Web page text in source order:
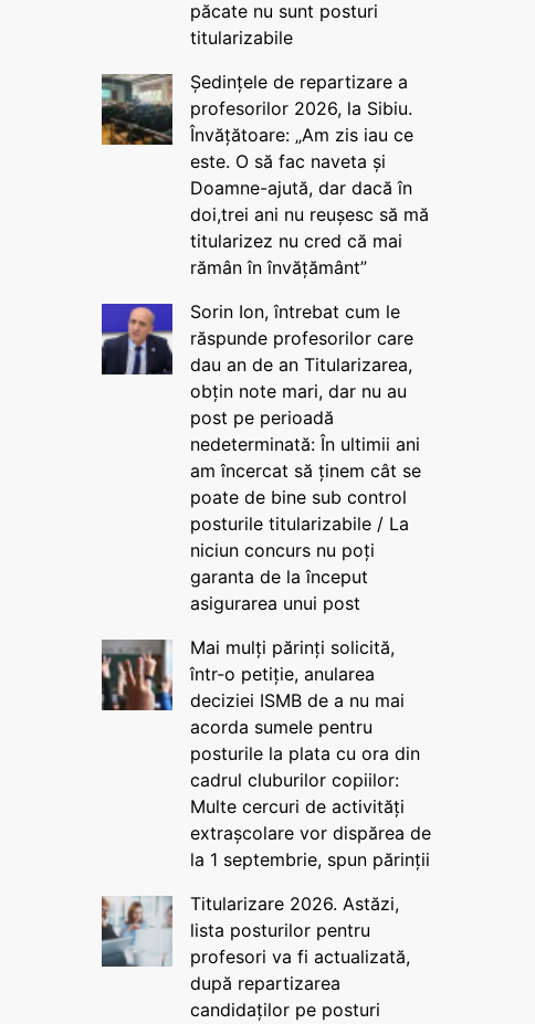
păcate nu sunt posturi
titularizabile
Ședințele de repartizare a
profesorilor 2026, la Sibiu.
Învățătoare: „Am zis iau ce
este. O să fac naveta și
Doamne-ajută, dar dacă în
doi,trei ani nu reușesc să mă
titularizez nu cred că mai
rămân în învățământ”
Sorin Ion, întrebat cum le
răspunde profesorilor care
dau an de an Titularizarea,
obțin note mari, dar nu au
post pe perioadă
nedeterminată: În ultimii ani
am încercat să ținem cât se
poate de bine sub control
posturile titularizabile / La
niciun concurs nu poți
garanta de la început
asigurarea unui post
Mai mulți părinți solicită,
într-o petiție, anularea
deciziei ISMB de a nu mai
acorda sumele pentru
posturile la plata cu ora din
cadrul cluburilor copiilor:
Multe cercuri de activități
extrașcolare vor dispărea de
la 1 septembrie, spun părinții
Titularizare 2026. Astăzi,
lista posturilor pentru
profesori va fi actualizată,
după repartizarea
candidaților pe posturi